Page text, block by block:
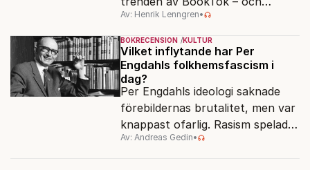
förlagen följer efter.
Av: Henrik Lenngren•
BOKRECENSION KULTUR
Vilket inflytande har Per
Engdahls folkhemsfascism i
dag?
Per Engdahls ideologi saknade
förebildernas brutalitet, men var
knappast ofarlig. Rasism spelades
ned i förmån för "kultur". Känns
Av: Andreas Gedin•